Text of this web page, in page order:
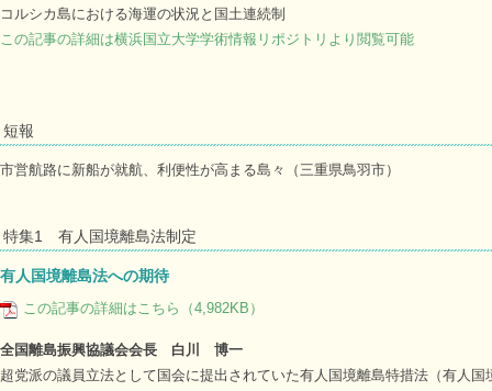
コルシカ島における海運の状況と国土連続制
この記事の詳細は横浜国立大学学術情報リポジトリより閲覧可能
短報
市営航路に新船が就航、利便性が高まる島々（三重県鳥羽市）
特集1 有人国境離島法制定
有人国境離島法への期待
この記事の詳細はこちら（4,982KB）
全国離島振興協議会会長 白川 博一
超党派の議員立法として国会に提出されていた有人国境離島特措法（有人